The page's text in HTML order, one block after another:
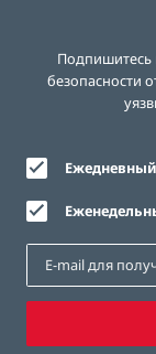
Подпишитесь
безопасности